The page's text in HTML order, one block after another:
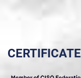
CERTIFICATE